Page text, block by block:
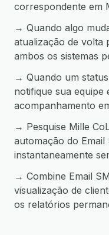
correspondente em
→ Quando algo
atualização de volta
ambos os sistemas
→ Quando um
notifique sua equipe
acompanhamento
→ Pesquise Mille
automação do
instantaneamente
→ Combine Email
visualização de
os relatórios